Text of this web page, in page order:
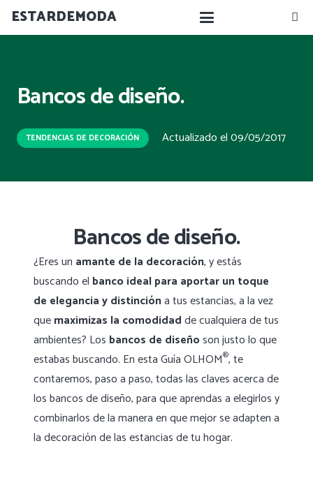
ESTARDEMODA
Bancos de diseño.
TENDENCIAS DE DECORACIÓN Actualizado el09/05/2017
Bancos de diseño.
¿Eres un amante de la decoración, y estás
buscando el banco ideal para aportar un toque
de elegancia y distincióna tus estancias, a la vez
quemaximizas la comodidadde cualquiera de tus
ambientes? Los bancos de diseñoson justo lo que
estabas buscando. En esta Guía OLHOM®, te
contaremos, paso a paso, todas las claves acerca de
los bancos de diseño, para que aprendas a elegirlos y
combinarlos de la manera en que mejor se adapten a
la decoración de las estancias de tu hogar.